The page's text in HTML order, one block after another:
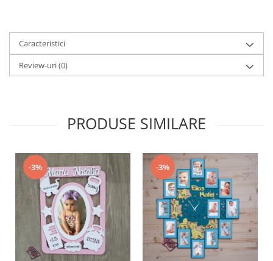
Caracteristici
Review-uri(0)
PRODUSE SIMILARE
-3% -3%